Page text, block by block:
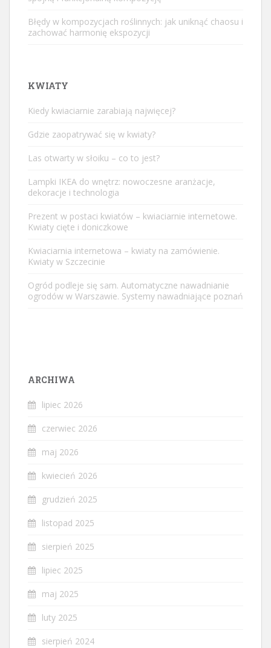
Błędy w kompozycjach roślinnych: jak uniknąć chaosu i
zachować harmonię ekspozycji
KWIATY
Kiedy kwiaciarnie zarabiają najwięcej?
Gdzie zaopatrywać się w kwiaty?
Las otwarty w słoiku – co to jest?
Lampki IKEA do wnętrz: nowoczesne aranżacje,
dekoracje i technologia
Prezent w postaci kwiatów – kwiaciarnie internetowe.
Kwiaty cięte i doniczkowe
Kwiaciarnia internetowa – kwiaty na zamówienie.
Kwiaty w Szczecinie
Ogród podleje się sam. Automatyczne nawadnianie
ogrodów w Warszawie. Systemy nawadniające poznań
ARCHIWA
lipiec 2026
czerwiec 2026
maj 2026
kwiecień 2026
grudzień 2025
listopad 2025
sierpień 2025
lipiec 2025
maj 2025
luty 2025
sierpień 2024